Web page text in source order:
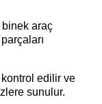
araç
edilir ve
sunulur.